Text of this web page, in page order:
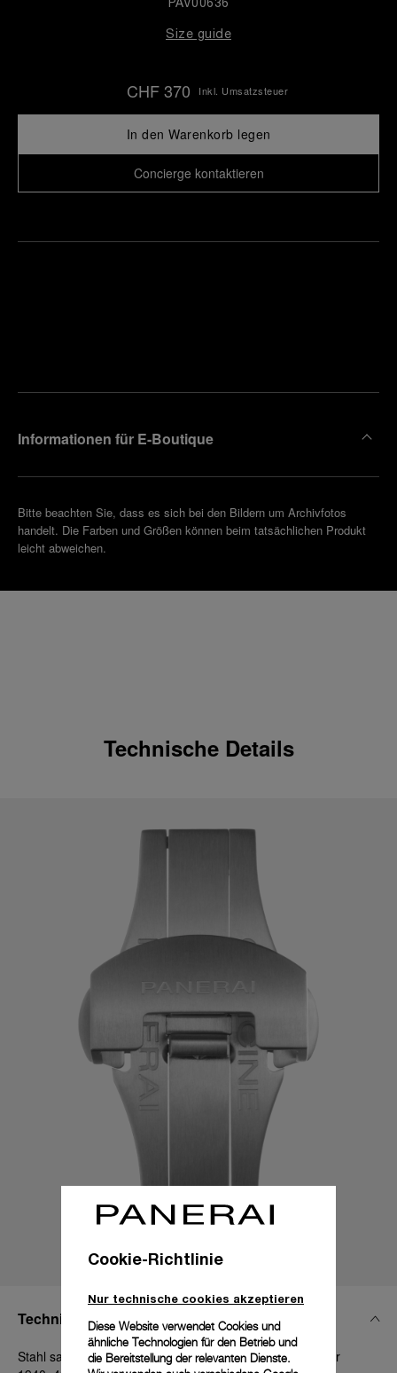
PAV00636
Size guide
CHF 370 Inkl. Umsatzsteuer
In den Warenkorb legen
Concierge kontaktieren
Informationen für E-Boutique
Bitte beachten Sie, dass es sich bei den Bildern um Archivfotos
handelt. Die Farben und Größen können beim tatsächlichen Produkt
leicht abweichen.
Technische Details
Technische Details
Stahl satiniert, 20 mm, Luminor 40 - 42 mm und Radiomir
Cookie-Richtlinie
Nur technische cookies akzeptieren
Diese Website verwendet Cookies und
ähnliche Technologien für den Betrieb und
die Bereitstellung der relevanten Dienste.